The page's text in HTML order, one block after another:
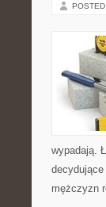
wypadają.
decydujące
mężczyzn